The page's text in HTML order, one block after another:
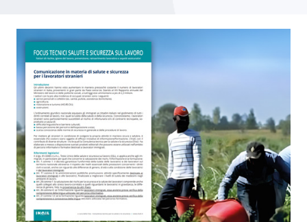
Un focus Inail sulla comunicazione in